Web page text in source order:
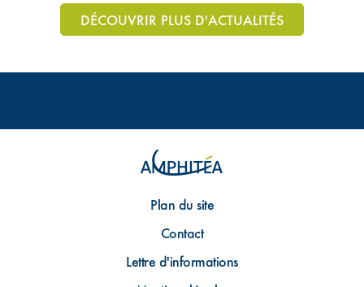
DÉCOUVRIR PLUS D'ACTUALITÉS
Plan du site
Contact
Lettre d'informations